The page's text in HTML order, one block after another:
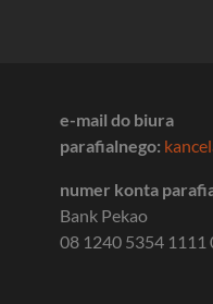
e-mail do biura
parafialnego:
numer konta
Bank Pekao
08 1240 5354 1111